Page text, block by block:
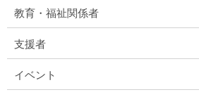
教育・福祉関係者
支援者
イベント